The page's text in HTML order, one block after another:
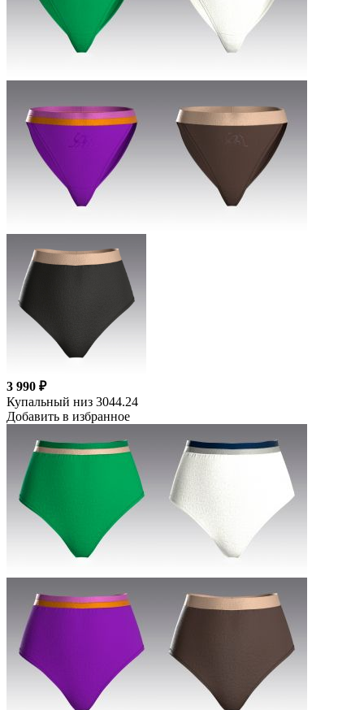
3 990 ₽
Купальный низ 3044.24
Добавить в избранное